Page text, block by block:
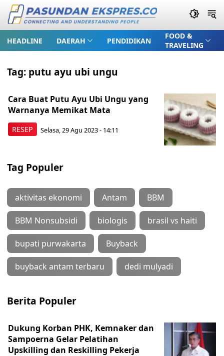
HEADLINE DAERAH PENDIDIKAN
FOOD &
TRAVELING
Tag: putu ayu ubi ungu
RESEP
Cara Buat Putu Ayu Ubi Ungu yang
Warnanya Memikat Mata
Selasa, 29 Agu 2023 - 14:11
Tag Populer
aktivitas ekonomi Antam BBM
BBM Nonsubsidi biologis brasil vs haiti
bupati purwakarta Buyback
buyback antam terbaru dedi mulyadi
Berita Populer
Dukung Korban PHK, Kemnaker dan
Sampoerna Gelar Pelatihan
Upskilling dan Reskilling Pekerja